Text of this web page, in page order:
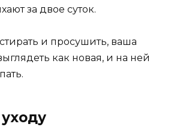
за двое суток.
и просушить, ваша
как новая, и на ней